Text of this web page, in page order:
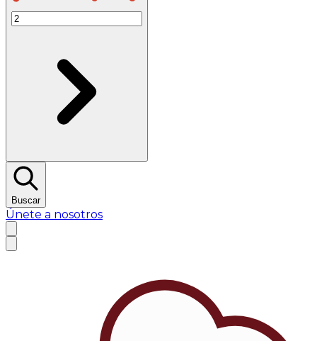
Buscar
Únete a nosotros